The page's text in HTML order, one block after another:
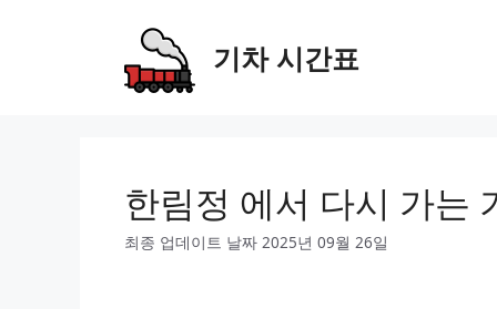
기차 시간표
한림정 에서 다시 가는
최종 업데이트 날짜 2025년 09월 26일